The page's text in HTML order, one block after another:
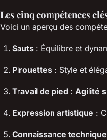
Les cinq compétences
Voici un aperçu des
Sauts : Équilibre et
Pirouettes : Style et
Travail de pied : Agilité
Expression artistique :
Connaissance technique